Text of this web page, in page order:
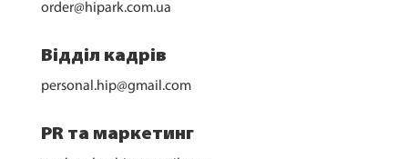
order@hipark.com.ua
Відділ кадрів
personal.hip@gmail.com
PR та маркетинг